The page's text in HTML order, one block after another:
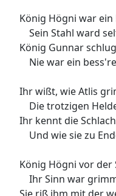
König Högni war ein
Sein Stahl ward
König Gunnar
Nie war ein
Ihr wißt, wie Atlis
Die trotzigen
Ihr kennt die
Und wie sie zu
König Högni vor der
Ihr Sinn war